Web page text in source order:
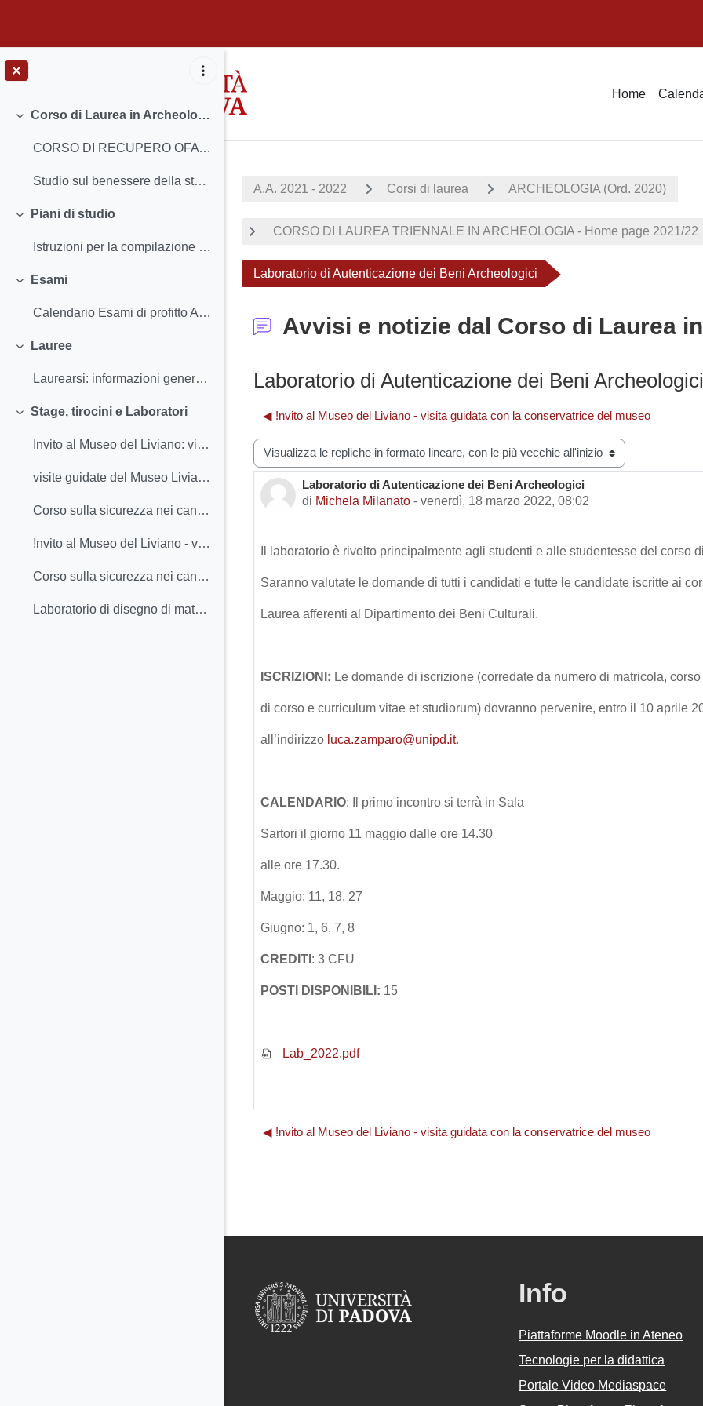
Home
Minimizza
Corso di Laurea in Archeologia
CORSO DI RECUPERO OFA (OBBLIGO FORMATIVO AGGIUNTIV...
Studio sul benessere della studentesse e degli studenti UniPD
Minimizza
Piani di studio
Istruzioni per la compilazione e scadenze
Minimizza
Esami
Calendario Esami di profitto Abilità informatiche...
Minimizza
Lauree
Laurearsi: informazioni generali Periodi, Scade...
Minimizza
Stage, tirocini e Laboratori
Invito al Museo del Liviano: visita guidata
visite guidate del Museo Liviano
Corso sulla sicurezza nei cantieri archeologici 2021/2022
!nvito al Museo del Liviano - visita guidata con la conservatrice del museo
Corso sulla sicurezza nei cantieri archeologici 30 aprile 2022
Laboratorio di disegno di materiali della prima età del ferro del sito della questura di Padova
A.A. 2021 - 2022 Corsi di laurea ARCHEOLOGIA (Ord. 2020)
CORSO DI LAUREA TRIENNALE IN ARCHEOLOGIA - Home page 2021/22
Laboratorio di Autenticazione dei Beni Archeologici
Avvisi e notizie dal Corso di Laurea
Laboratorio di Autenticazione dei Beni Archeologici
◀︎ !nvito al Museo del Liviano - visita guidata con la conservatrice del museo
Modalità visualizzazione
Laboratorio di Autenticazione dei Beni Archeologici
di Michela Milanato - venerdì, 18 marzo 2022, 08:02
Numero di risposte: 0
Il laboratorio è rivolto principalmente agli studenti e alle studentesse del corso
Saranno valutate le domande di tutti i candidati e tutte le candidate iscritte ai
Laurea afferenti al Dipartimento dei Beni Culturali.
ISCRIZIONI: Le domande di iscrizione (corredate da numero di matricola,
di corso e curriculum vitae et studiorum) dovranno pervenire, entro il 10 aprile
all’indirizzo luca.zamparo@unipd.it.
CALENDARIO: Il primo incontro si terrà in Sala
Sartori il giorno 11 maggio dalle ore 14.30
alle ore 17.30.
Maggio: 11, 18, 27
Giugno: 1, 6, 7, 8
CREDITI : 3 CFU
POSTI DISPONIBILI: 15
Lab_2022.pdf
◀︎ !nvito al Museo del Liviano - visita guidata con la conservatrice del museo
Info
Piattaforme Moodle in Ateneo
Tecnologie per la didattica
Portale Video Mediaspace